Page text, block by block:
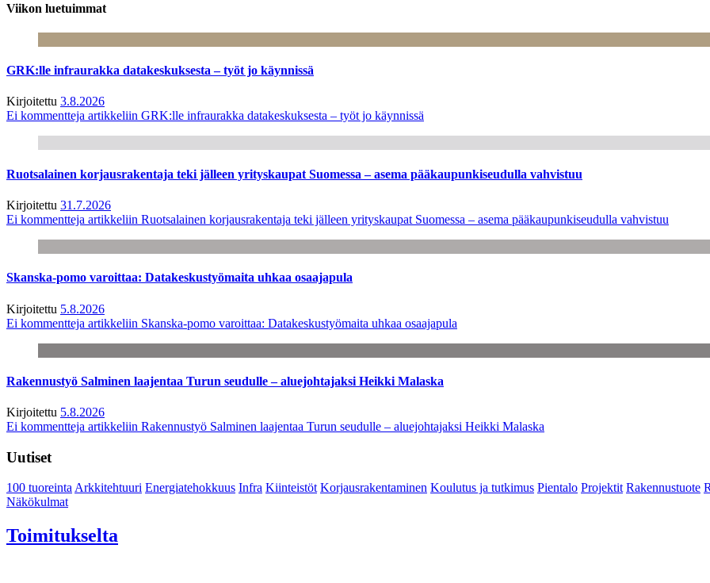
Viikon luetuimmat
GRK:lle infraurakka datakeskuksesta – työt jo käynnissä
Kirjoitettu 3.8.2026
Ei kommentteja artikkeliin GRK:lle infraurakka datakeskuksesta – työt jo käynnissä
Ruotsalainen korjausrakentaja teki jälleen yrityskaupat Suomessa – asema pääkaupunkiseudulla vahvistuu
Kirjoitettu 31.7.2026
Ei kommentteja artikkeliin Ruotsalainen korjausrakentaja teki jälleen yrityskaupat Suomessa – asema pääkaupunkiseudulla vahvistuu
Skanska-pomo varoittaa: Datakeskustyömaita uhkaa osaajapula
Kirjoitettu 5.8.2026
Ei kommentteja artikkeliin Skanska-pomo varoittaa: Datakeskustyömaita uhkaa osaajapula
Rakennustyö Salminen laajentaa Turun seudulle – aluejohtajaksi Heikki Malaska
Kirjoitettu 5.8.2026
Ei kommentteja artikkeliin Rakennustyö Salminen laajentaa Turun seudulle – aluejohtajaksi Heikki Malaska
Uutiset
100 tuoreintaArkkitehtuuri Energiatehokkuus Infra Kiinteistöt Korjausrakentaminen Koulutus ja tutkimus Pientalo Projektit Rakennustuote
Näkökulmat
Toimitukselta